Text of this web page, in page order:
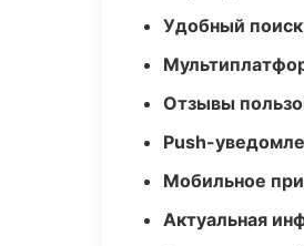
Удобный
Отзывы
Push-
Мобильное
Актуальная